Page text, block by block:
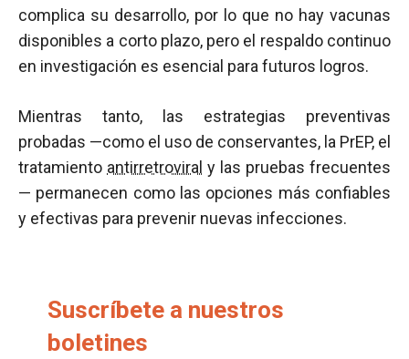
complica su desarrollo, por lo que no hay vacunas
disponibles a corto plazo, pero el respaldo continuo
en investigación es esencial para futuros logros.
Mientras tanto, las estrategias preventivas
probadas —como el uso de conservantes, la PrEP, el
tratamiento antirretroviral y las pruebas frecuentes
— permanecen como las opciones más confiables
y efectivas para prevenir nuevas infecciones.
Suscríbete a nuestros
boletines